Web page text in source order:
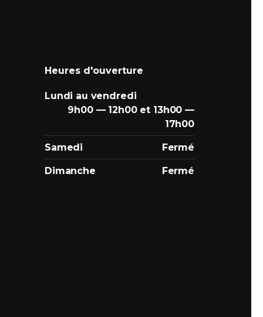
Heures d'ouverture
Lundi au vendredi
9h00 — 12h00 et 13h00 —
17h00
Samedi Fermé
Dimanche Fermé